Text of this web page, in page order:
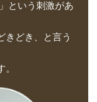
という刺激があ
きどき、と言う